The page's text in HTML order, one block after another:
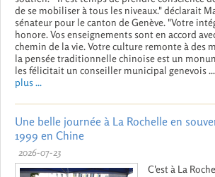
de se mobiliser à tous les niveaux." déclarait
sénateur pour le canton de Genève. "Votre
honore. Vos enseignements sont en accord
chemin de la vie. Votre culture remonte à des
la pensée traditionnelle chinoise est un
les félicitait un conseiller municipal genevois ...
plus ...
Une belle journée à La Rochelle en
1999 en Chine
2026-07-23
C'est à La